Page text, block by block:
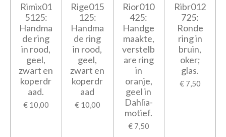
Rimix01
5125:
Handma
de ring
in rood,
geel,
zwart en
koperdr
aad.
€ 10,00
Rige015
125:
Handma
de ring
in rood,
geel,
zwart en
koperdr
aad
€ 10,00
Rior010
425:
Handge
maakte,
verstelb
are ring
in
oranje,
geel in
Dahlia-
motief.
€ 7,50
Ribr012
725:
Ronde
ring in
bruin,
oker;
glas.
€ 7,50